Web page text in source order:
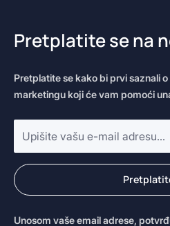
Pretplatite se na
Pretplatite se kako bi prvi saznali
marketingu koji će vam pomoći
E-
mail
adresa
*
Unosom vaše email adrese,